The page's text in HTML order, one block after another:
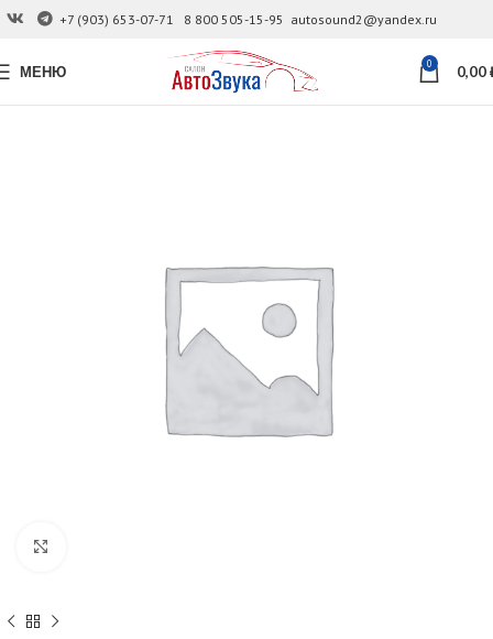
+7 (903) 653-07-71 8 800 505-15-95 autosound2@yandex.ru
МЕНЮ 0 0,00